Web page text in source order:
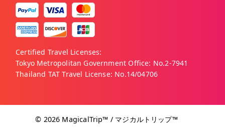
Certified Travel Licenses:
Tokyo Metropolitan Government Office: No.2-7941
Thailand TAT Travel License: No.14/04706
© 2026 MagicalTrip™ / マジカルトリップ™